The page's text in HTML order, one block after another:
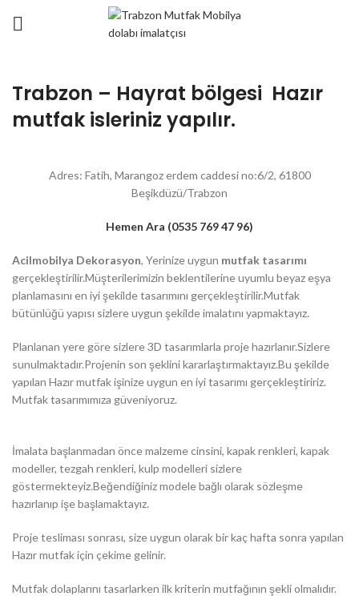
Trabzon – Hayrat bölgesi Hazır
mutfak isleriniz yapılır.
Adres: Fatih, Marangoz erdem caddesi no:6/2, 61800
Beşikdüzü/Trabzon
Hemen Ara (0535 769 47 96)
Acilmobilya Dekorasyon, Yerinize uygun mutfak tasarımı
gerçekleştirilir.Müşterilerimizin beklentilerine uyumlu beyaz eşya
planlamasını en iyi şekilde tasarımını gerçekleştirilir.Mutfak
bütünlüğü yapısı sizlere uygun şekilde imalatını yapmaktayız.
Planlanan yere göre sizlere 3D tasarımlarla proje hazırlanır.Sizlere
sunulmaktadır.Projenin son şeklini kararlaştırmaktayız.Bu şekilde
yapılan Hazır mutfak işinize uygun en iyi tasarımı gerçekleştiririz.
Mutfak tasarımımıza güveniyoruz.
İmalata başlanmadan önce malzeme cinsini, kapak renkleri, kapak
modeller, tezgah renkleri, kulp modelleri sizlere
göstermekteyiz.Beğendiğiniz modele bağlı olarak sözleşme
hazırlanıp işe başlamaktayız.
Proje tesliması sonrası, size uygun olarak bir kaç hafta sonra yapılan
Hazır mutfak için çekime gelinir.
Mutfak dolaplarını tasarlarken ilk kriterin mutfağının şekli olmalıdır.